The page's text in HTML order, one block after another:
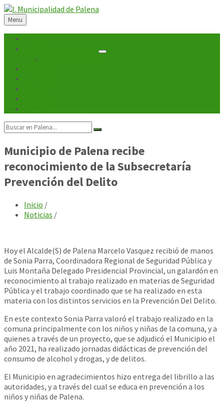
Skip
to
content
Skip
to
left
sidebar
Skip
to
right
sidebar
Skip
to
footer
Menu
Search:
Municipio de Palena recibe
reconocimiento de la Subsecretaría
Prevención del Delito
Inicio /
Noticias /
Hoy el Alcalde(S) de Palena Marcelo Vasquez recibió de manos
de Sonia Parra, Coordinadora Regional de Seguridad Pública y
Luis Montaña Delegado Presidencial Provincial, un galardón en
reconocimiento al trabajo realizado en materias de Seguridad
Pública y el trabajo coordinado que se ha realizado en esta
materia con los distintos servicios en la Prevención Del Delito.
En este contexto Sonia Parra valoró el trabajo realizado en la
comuna principalmente con los niños y niñas de la comuna, y a
quienes a través de un proyecto, que se adjudicó el Municipio el
año 2021, ha realizado jornadas didácticas de prevención del
consumo de alcohol y drogas, y de delitos.
El Municipio en agradecimientos hizo entrega del librillo a las
autoridades, y a través del cual se educa en prevención a los
niños y niñas de Palena.